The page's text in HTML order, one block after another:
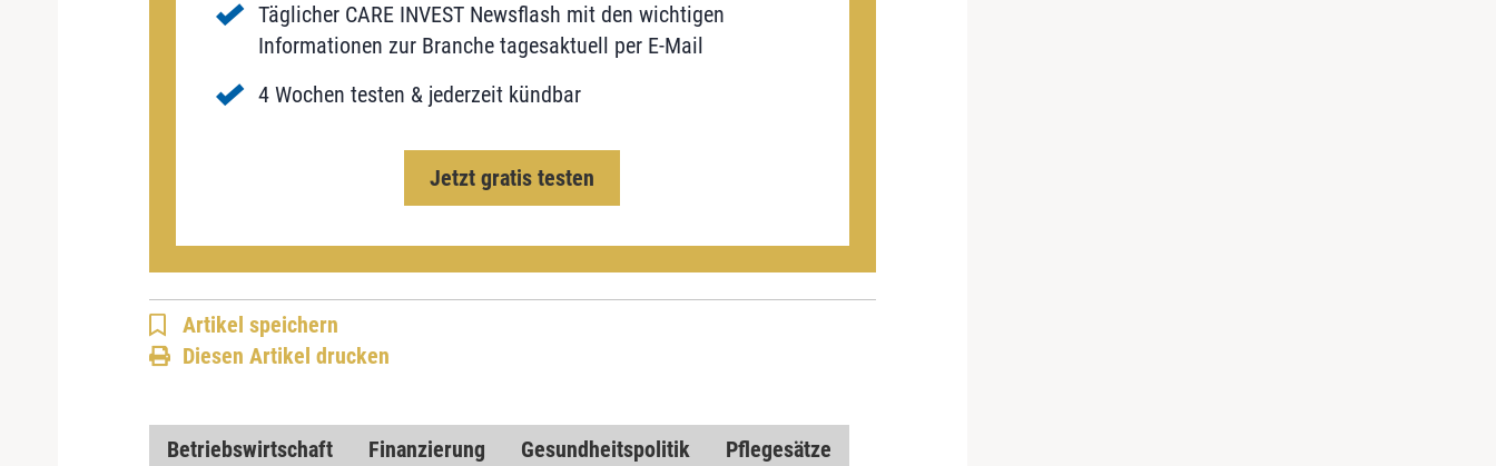
Täglicher CARE INVEST Newsflash mit den wichtigen
Informationen zur Branche tagesaktuell per E-Mail
4 Wochen testen & jederzeit kündbar
Jetzt gratis testen
Artikel speichern
Diesen Artikel drucken
Betriebswirtschaft Finanzierung Gesundheitspolitik
Pflegesätze